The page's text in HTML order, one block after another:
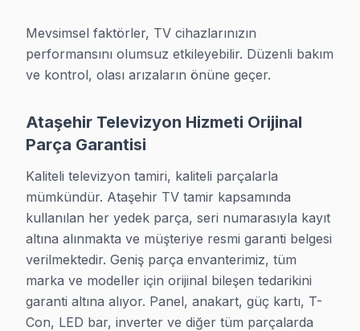
1. İlk temas: 0850 811 14 36 numarasını arayın,
2. Yerinde muayene: Teknisyen panel'yi bulunduğu
3. Şeffaf teklif: Parça maliyeti, işçilik ayrı ayrı
4. referans müşteri listeleyerek arıza giderme:
5. Yazılı garanti teslimi: 6 ay işçilik garantisi işçilik, 1-
Hangi TV Markalarına Bakıyoruz?
Ataşehir'da şu markaların LED TV tamirini yapıyoruz:
Dünya markaları: Samsung, LG, Sony, Philips, TCL,
Yerli markalar: Vestel, Arçelik, Beko, SEG, Regal,
Doğrusunu söylemek gerekirse, OLED, QLED,
Mevsimsel faktörler, TV cihazlarınızın
performansını olumsuz etkileyebilir. Düzenli bakım
ve kontrol, olası arızaların önüne geçer.
Ataşehir Televizyon Hizmeti Orijinal
Parça Garantisi
Kaliteli televizyon tamiri, kaliteli parçalarla
mümkündür. Ataşehir TV tamir kapsamında
kullanılan her yedek parça, seri numarasıyla kayıt
altına alınmakta ve müşteriye resmi garanti belgesi
verilmektedir. Geniş parça envanterimiz, tüm
marka ve modeller için orijinal bileşen tedarikini
garanti altına alıyor. Panel, anakart, güç kartı, T-
Con, LED bar, inverter ve diğer tüm parçalarda